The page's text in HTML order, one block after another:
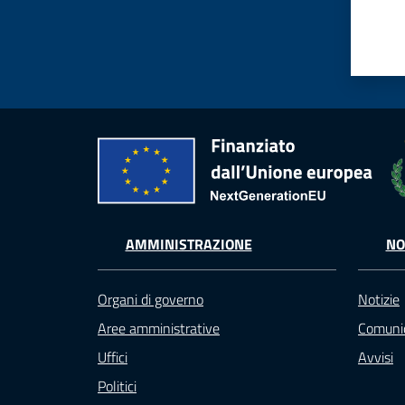
AMMINISTRAZIONE
Organi di governo
Aree amministrative
Uffici
Politici
Notizie
Avvisi